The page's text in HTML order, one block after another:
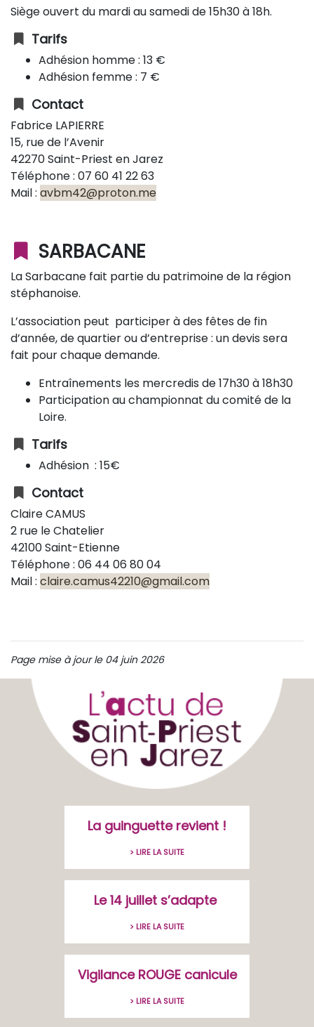
Siège ouvert du mardi au samedi de 15h30 à 18h.
Tarifs
Adhésion homme : 13 €
Adhésion femme : 7 €
Contact
Fabrice LAPIERRE
15, rue de l’Avenir
42270 Saint-Priest en Jarez
Téléphone : 07 60 41 22 63
Mail : avbm42@proton.me
SARBACANE
La Sarbacane fait partie du patrimoine de la région
stéphanoise.
L’association peut participer à des fêtes de fin
d’année, de quartier ou d’entreprise : un devis sera
fait pour chaque demande.
Entraînements les mercredis de 17h30 à 18h30
Participation au championnat du comité de la
Loire.
Tarifs
Adhésion : 15€
Contact
Claire CAMUS
2 rue le Chatelier
42100 Saint-Etienne
Téléphone : 06 44 06 80 04
Mail : claire.camus42210@gmail.com
Page mise à jour le 04 juin 2026
La guinguette revient !
> LIRE LA SUITE
Le 14 juillet s’adapte
> LIRE LA SUITE
Vigilance ROUGE canicule
> LIRE LA SUITE